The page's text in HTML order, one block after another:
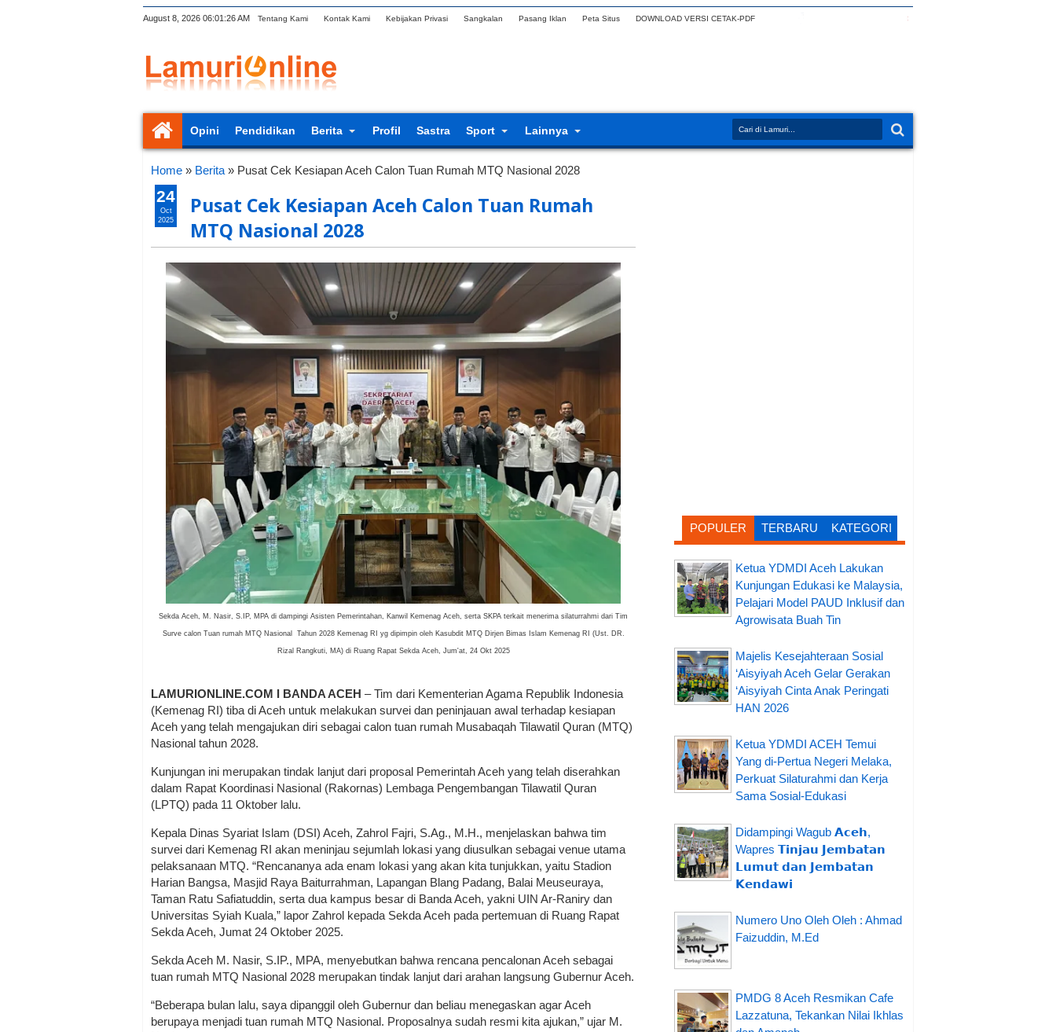
August 8, 2026 06:01:26 AM Tentang Kami Kontak Kami Kebijakan Privasi Sangkalan Pasang Iklan Peta Situs DOWNLOAD VERSI CETAK-PDF
Opini Pendidikan Berita Profil Sastra Sport Lainnya
Home » Berita » Pusat Cek Kesiapan Aceh Calon Tuan Rumah MTQ Nasional 2028
Pusat Cek Kesiapan Aceh Calon Tuan Rumah
MTQ Nasional 2028
Sekda Aceh, M. Nasir, S.IP, MPA di dampingi Asisten Pemerintahan, Kanwil Kemenag Aceh, serta SKPA terkait menerima silaturrahmi dari Tim
Surve calon Tuan rumah MTQ Nasional Tahun 2028 Kemenag RI yg dipimpin oleh Kasubdit MTQ Dirjen Bimas Islam Kemenag RI (Ust. DR.
Rizal Rangkuti, MA) di Ruang Rapat Sekda Aceh, Jum'at, 24 Okt 2025
LAMURIONLINE.COM I BANDA ACEH – Tim dari Kementerian Agama Republik Indonesia
(Kemenag RI) tiba di Aceh untuk melakukan survei dan peninjauan awal terhadap kesiapan
Aceh yang telah mengajukan diri sebagai calon tuan rumah Musabaqah Tilawatil Quran (MTQ)
Nasional tahun 2028.
Kunjungan ini merupakan tindak lanjut dari proposal Pemerintah Aceh yang telah diserahkan
dalam Rapat Koordinasi Nasional (Rakornas) Lembaga Pengembangan Tilawatil Quran
(LPTQ) pada 11 Oktober lalu.
Kepala Dinas Syariat Islam (DSI) Aceh, Zahrol Fajri, S.Ag., M.H., menjelaskan bahwa tim
survei dari Kemenag RI akan meninjau sejumlah lokasi yang diusulkan sebagai venue utama
pelaksanaan MTQ. “Rencananya ada enam lokasi yang akan kita tunjukkan, yaitu Stadion
Harian Bangsa, Masjid Raya Baiturrahman, Lapangan Blang Padang, Balai Meuseuraya,
Taman Ratu Safiatuddin, serta dua kampus besar di Banda Aceh, yakni UIN Ar-Raniry dan
Universitas Syiah Kuala,” lapor Zahrol kepada Sekda Aceh pada pertemuan di Ruang Rapat
Sekda Aceh, Jumat 24 Oktober 2025.
Sekda Aceh M. Nasir, S.IP., MPA, menyebutkan bahwa rencana pencalonan Aceh sebagai
tuan rumah MTQ Nasional 2028 merupakan tindak lanjut dari arahan langsung Gubernur Aceh.
“Beberapa bulan lalu, saya dipanggil oleh Gubernur dan beliau menegaskan agar Aceh
berupaya menjadi tuan rumah MTQ Nasional. Proposalnya sudah resmi kita ajukan,” ujar M.
24
Oct
2025
POPULER TERBARU KATEGORI
Ketua YDMDI Aceh Lakukan
Kunjungan Edukasi ke Malaysia,
Pelajari Model PAUD Inklusif dan
Agrowisata Buah Tin
Majelis Kesejahteraan Sosial
‘Aisyiyah Aceh Gelar Gerakan
‘Aisyiyah Cinta Anak Peringati
HAN 2026
Ketua YDMDI ACEH Temui
Yang di-Pertua Negeri Melaka,
Perkuat Silaturahmi dan Kerja
Sama Sosial-Edukasi
Didampingi Wagub 𝗔𝗰𝗲𝗵,
Wapres 𝗧𝗶𝗻𝗷𝗮𝘂 𝗝𝗲𝗺𝗯𝗮𝘁𝗮𝗻
𝗟𝘂𝗺𝘂𝘁 𝗱𝗮𝗻 𝗝𝗲𝗺𝗯𝗮𝘁𝗮𝗻
𝗞𝗲𝗻𝗱𝗮𝘄𝗶
Numero Uno Oleh Oleh : Ahmad
Faizuddin, M.Ed
PMDG 8 Aceh Resmikan Cafe
Lazzatuna, Tekankan Nilai Ikhlas